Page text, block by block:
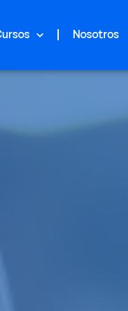
Nosotros